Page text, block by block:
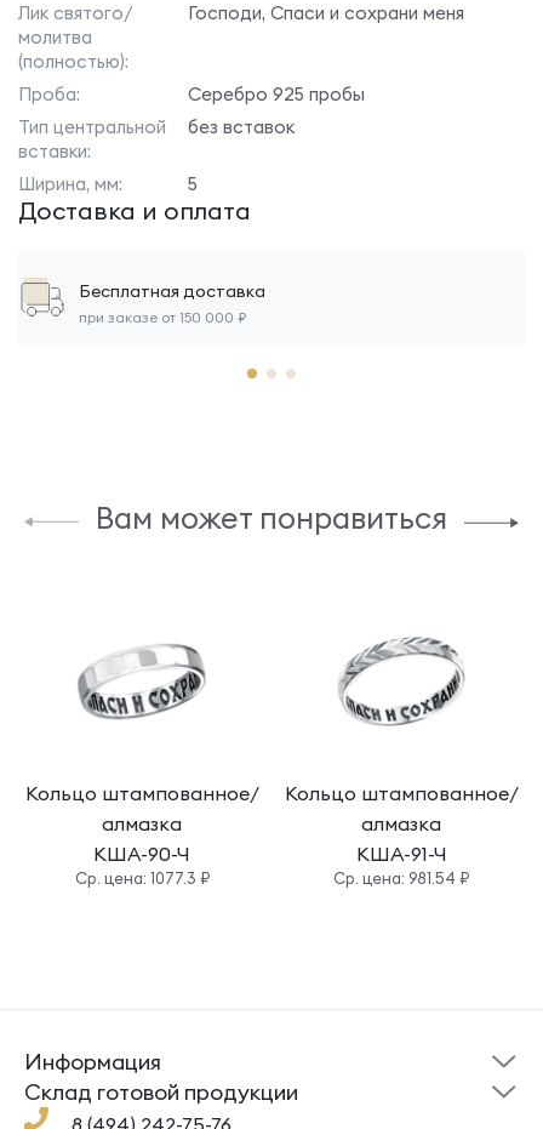
Лик святого/
молитва
(полностью):
Господи, Спаси и сохрани меня
Проба:
Серебро 925 пробы
Тип центральной
вставки:
без вставок
Ширина, мм: 5
Доставка и оплата
Бесплатная доставка
при заказе от 150 000 ₽
Вам может понравиться
Кольцо штампованное/
алмазка
КША-90-Ч
Cр. цена: 1077.3 ₽
Кольцо штампованное/
алмазка
КША-91-Ч
Cр. цена: 981.54 ₽
8 (494) 242-75-76
Информация
Склад готовой
продукции
Помощь
Cклад готовой продукции
Кресты
Ложки